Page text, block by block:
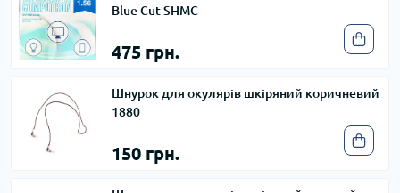
Blue Cut SHMC
475 грн.
Шнурок для окулярів шкіряний коричневий
1880
150 грн.